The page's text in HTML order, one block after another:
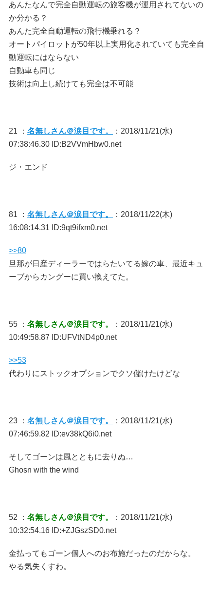
あんたなんで完全自動運転の旅客機が運用されてないの
か分かる？
あんた完全自動運転の飛行機乗れる？
オートパイロットが50年以上実用化されていても完全自
動運転にはならない
自動車も同じ
技術は向上し続けても完全は不可能
21 ： 名無しさん＠涙目です。
：2018/11/21(水)
07:38:46.30 ID:B2VVmHbw0.net
ジ・エンド
81 ： 名無しさん＠涙目です。
：2018/11/22(木)
16:08:14.31 ID:9qt9ifxm0.net
>>80
旦那が日産ディーラーではらたいてる嫁の車、最近キュ
ーブからカングーに買い換えてた。
55 ： 名無しさん＠涙目です。
：2018/11/21(水)
10:49:58.87 ID:UFVtND4p0.net
>>53
代わりにストックオプションでクソ儲けたけどな
23 ： 名無しさん＠涙目です。
：2018/11/21(水)
07:46:59.82 ID:ev38kQ6i0.net
そしてゴーンは風とともに去りぬ…
Ghosn with the wind
52 ： 名無しさん＠涙目です。
：2018/11/21(水)
10:32:54.16 ID:+ZJGszSD0.net
金払ってもゴーン個人へのお布施だったのだからな。
やる気失くすわ。